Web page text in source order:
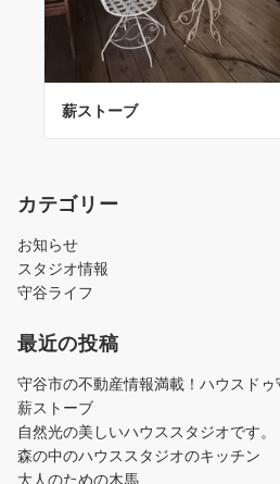
薪ストーブ
カテゴリー
お知らせ
スタジオ情報
守谷ライフ
最近の投稿
守谷市の不動産情報満載！ハウスドゥ
薪ストーブ
自然光の美しいハウススタジオです。
森の中のハウススタジオのキッチン
大人のための木馬